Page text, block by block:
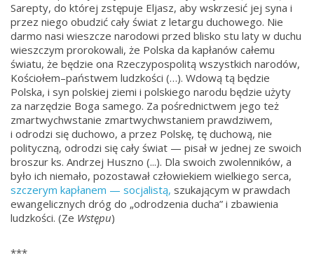
Sarepty, do której zstępuje Eljasz, aby wskrzesić jej syna i
przez niego obudzić cały świat z letargu duchowego. Nie
darmo nasi wieszcze narodowi przed blisko stu laty w duchu
wieszczym prorokowali, że Polska da kapłanów całemu
światu, że będzie ona Rzeczypospolitą wszystkich narodów,
Kościołem–państwem ludzkości (…). Wdową tą będzie
Polska, i syn polskiej ziemi i polskiego narodu będzie użyty
za narzędzie Boga samego. Za pośrednictwem jego też
zmartwychwstanie zmartwychwstaniem prawdziwem,
i odrodzi się duchowo, a przez Polskę, tę duchową, nie
polityczną, odrodzi się cały świat — pisał w jednej ze swoich
broszur ks. Andrzej Huszno (...). Dla swoich zwolenników, a
było ich niemało, pozostawał człowiekiem wielkiego serca,
szczerym kapłanem — socjalistą, szukającym w prawdach
ewangelicznych dróg do „odrodzenia ducha” i zbawienia
ludzkości. (Ze Wstępu)
***